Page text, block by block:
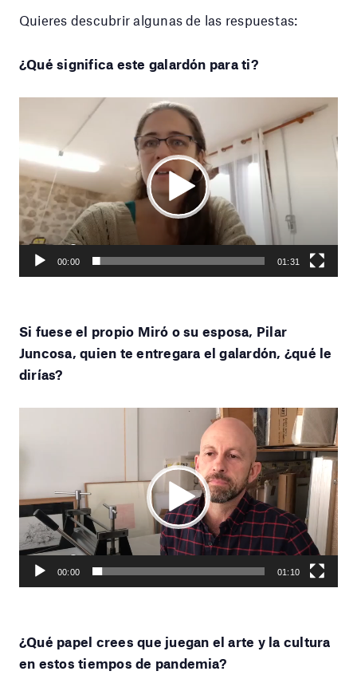
Quieres descubrir algunas de las respuestas:
¿Qué significa este galardón para ti?
Reproductor
vídeo
00:00 01:31
Play
Play
Seek
Current
time
01:31
Toggle
Mute
Toggle
Si fuese el propio Miró o su esposa, Pilar
Juncosa, quien te entregara el galardón, ¿qué le
dirías?
00:00 01:10
Play
Play
Seek
Current
time
01:10
Toggle
Mute
Toggle
¿Qué papel crees que juegan el arte y la cultura
en estos tiempos de pandemia?